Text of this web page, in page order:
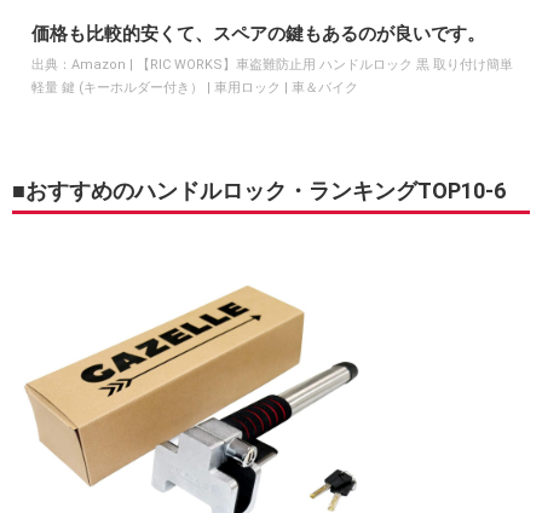
価格も比較的安くて、スペアの鍵もあるのが良いです。
出典： Amazon | 【RIC WORKS】車盗難防止用 ハンドルロック 黒 取り付け簡単
軽量 鍵 (キーホルダー付き） | 車用ロック | 車＆バイク
■おすすめのハンドルロック・ランキングTOP10-6